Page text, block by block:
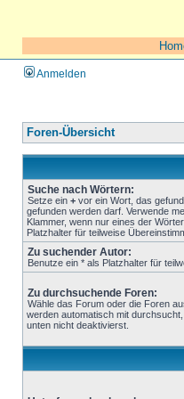
Anmelden
Foren-Übersicht
Suche nach Wörtern:
Setze ein + vor ein Wort, das
gefunden werden darf. Verwende
Klammer, wenn nur eines der
Platzhalter für teilweise
Zu suchender Autor:
Benutze ein * als Platzhalter für
Zu durchsuchende Foren:
Wähle das Forum oder die Foren
werden automatisch mit
unten nicht deaktivierst.